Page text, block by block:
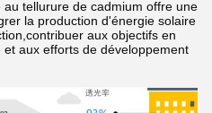
tellurure de cadmium offre une
la production d'énergie solaire
aux objectifs en
aux efforts de développement